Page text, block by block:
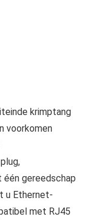
krimptang
voorkomen
gereedschap
u Ethernet-
met RJ45